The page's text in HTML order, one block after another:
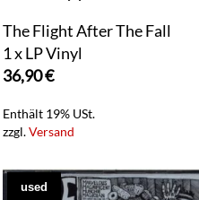
The Flight After The Fall
1 x LP Vinyl
36,90€
Enthält 19% USt.
zzgl.Versand
used